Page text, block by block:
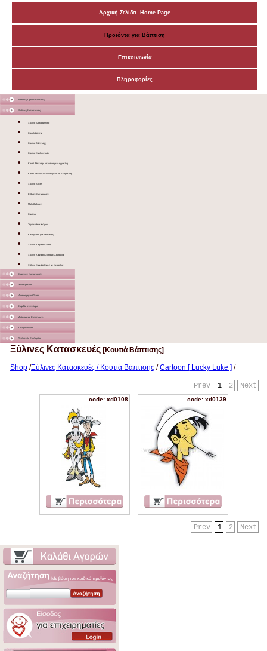
Αρχική Σελίδα Home Page
Προϊόντα για Βάπτιση
Επικοινωνία
Πληροφορίες
Μάσκες Προστατευτικές
Ξύλινες Κατασκευές
Ξύλινα Διακοσμητικά
Κουκλόσπιτα
Κουτιά Βάπτισης
Κουτιά Καλλυντικών
Κουτί βάπτισης Ντυμένο με Δερματίνη
Κουτί καλλυντικών Ντυμένο με Δερματίνη
Ξύλινα Sticks
Ειδικές Κατασκευές
Μολυβοθήκες
Κασπώ
Ταμπελάκια Χώρων
Καλόγερος για λαμπάδες
Ξύλινο Καφάσι Λευκό
Ξύλινο Καφάσι Λευκό με Χερούλια
Ξύλινο Καφάσι Καφέ με Χερούλια
Χάρτινες Κατασκευές
Υφασμάτινα
Διακοσμητικά Σταντ
Καμβάς σε τελάρο
Διάφορα με Εκτύπωση
Γλειφιτζούρια
Στολισμός Εκκλησίας
Ξύλινες Κατασκευές [Κουτιά Βάπτισης]
Shop /Ξύλινες Κατασκευές / Κουτιά Βάπτισης /Cartoon [ Lucky Luke ] /
Next
2
1
Prev
code: xd0108 code: xd0139
Next
2
1
Prev